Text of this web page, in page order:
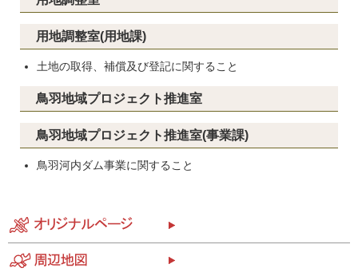
用地調整室(用地課)
土地の取得、補償及び登記に関すること
鳥羽地域プロジェクト推進室
鳥羽地域プロジェクト推進室(事業課)
鳥羽河内ダム事業に関すること